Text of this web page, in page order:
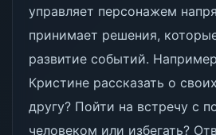
управляет персонажем
принимает решения,
развитие событий.
Кристине рассказать о
другу? Пойти на встречу с
человеком или избегать?